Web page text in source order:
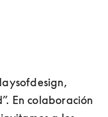
En colaboración